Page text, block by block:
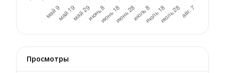
Просмотры